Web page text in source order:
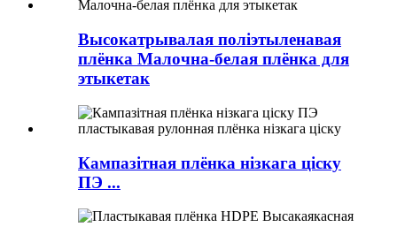
Высокатрывалая поліэтыленавая
плёнка Малочна-белая плёнка для
этыкетак
Кампазітная плёнка нізкага ціску
ПЭ ...